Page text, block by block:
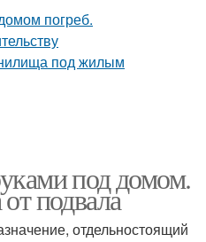
под домом.
подвала
отдельностоящий